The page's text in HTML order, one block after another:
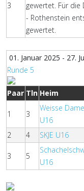
3
gewertet. Für die
- Rothenstein
gewertet.
01. Januar 2025 - 27.
Runde 5
Paar Tln Heim
1 3
Weisse Dame
U16
2 4 SKJE U16
3 5
U16